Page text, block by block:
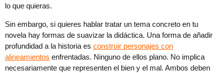
lo que quieras.
Sin embargo, si quieres hablar tratar un tema concreto en tu
novela hay formas de suavizar la didáctica. Una forma de añadir
profundidad a la historia es construir personajes con
alineamientos enfrentadas. Ninguno de ellos plano. No implica
necesariamente que representen el bien y el mal. Ambos deben